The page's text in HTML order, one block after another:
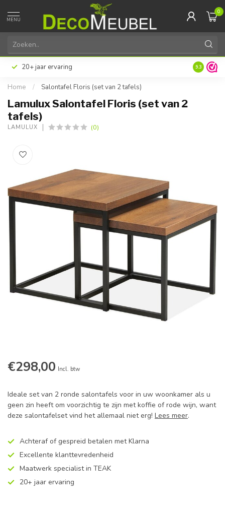
MENU
0
20+ jaar ervaring 9.3
Home / Salontafel Floris (set van 2 tafels)
Lamulux Salontafel Floris (set van 2
tafels)
LAMULUX (0)
€298,00 Incl. btw
Ideale set van 2 ronde salontafels voor in uw woonkamer als u
geen zin heeft om voorzichtig te zijn met koffie of rode wijn, want
deze salontafelset vind het allemaal niet erg! Lees meer.
Achteraf of gespreid betalen met Klarna
Excellente klanttevredenheid
Maatwerk specialist in TEAK
20+ jaar ervaring